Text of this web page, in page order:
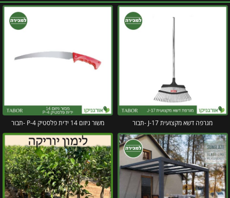
מגרפה דשא מקצועית J-17 -תבור משור גיזום 14 ידית פלסטיק P-4 -תבור